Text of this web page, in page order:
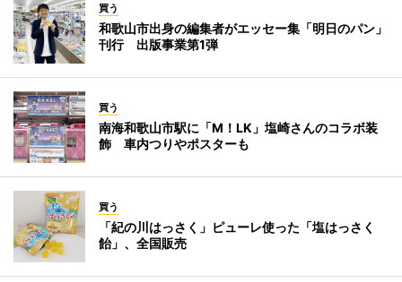
買う
和歌山市出身の編集者がエッセー集「明日のパン」
刊行 出版事業第1弾
買う
南海和歌山市駅に「M！LK」塩崎さんのコラボ装
飾 車内つりやポスターも
買う
「紀の川はっさく」ピューレ使った「塩はっさく
飴」、全国販売